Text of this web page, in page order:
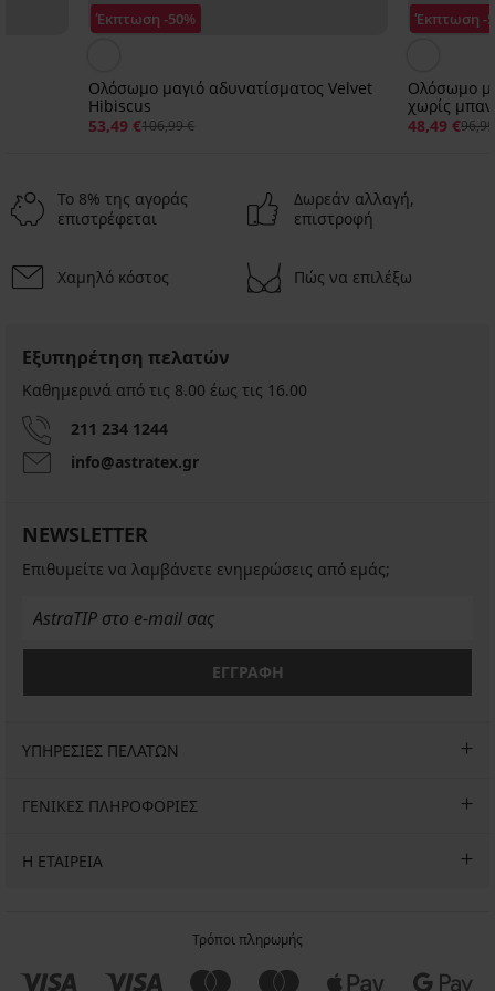
Έκπτωση -50%
Ολόσωμο μαγιό αδυνατίσματος Velvet
Hibiscus
53,49 €106,99 €
Έκπτωση -
Ολόσωμο
χωρίς
48,49 €
Το 8% της αγοράς
επιστρέφεται
Δωρεάν αλλαγή,
επιστροφή
Χαμηλό κόστος Πώς να επιλέξω
Εξυπηρέτηση πελατών
Καθημερινά από τις 8.00 έως τις 16.00
211 234 1244
info@astratex.gr
NEWSLETTER
Επιθυμείτε να λαμβάνετε ενημερώσεις από εμάς;
ΕΓΓΡΑΦΗ
ΥΠΗΡΕΣΙΕΣ ΠΕΛΑΤΩΝ
ΓΕΝΙΚΕΣ ΠΛΗΡΟΦΟΡΙΕΣ
Η ΕΤΑΙΡΕΙΑ
Τρόποι πληρωμής